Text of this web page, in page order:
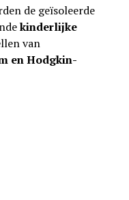
de geïsoleerde
kinderlijke
van
en Hodgkin-